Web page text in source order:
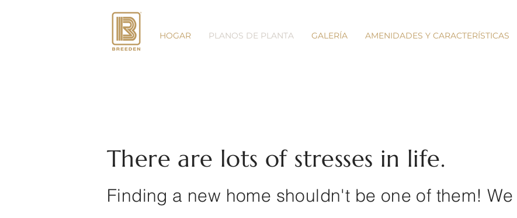
HOGAR PLANOS DE PLANTA GALERÍA AMENIDADES Y CARACTERÍSTICAS
There are lots of stresses in life.
Finding a new home shouldn't be one of them!